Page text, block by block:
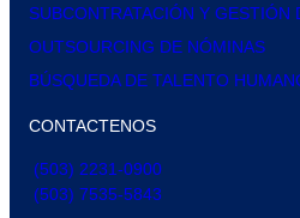
SUBCONTRATACIÓN Y GESTIÓN
OUTSOURCING DE NÓMINAS
BÚSQUEDA DE TALENTO
CONTACTENOS
(503) 2231-0900
(503) 7535-5843